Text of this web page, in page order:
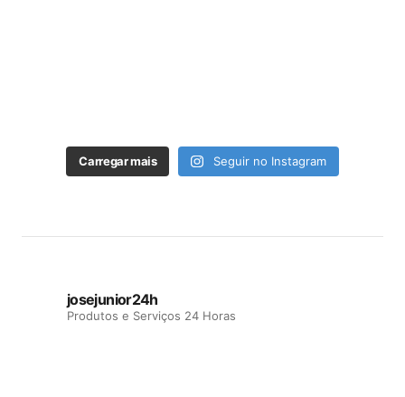
Carregar mais Seguir no Instagram
josejunior24h
Produtos e Serviços 24 Horas